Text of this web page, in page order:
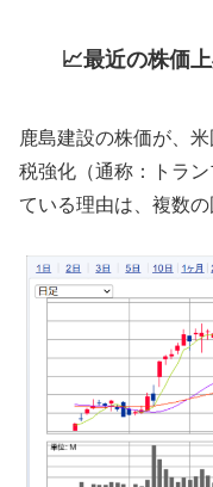
📈最近の株価
鹿島建設の株価が、
税強化（通称：トラ
ている理由は、複数